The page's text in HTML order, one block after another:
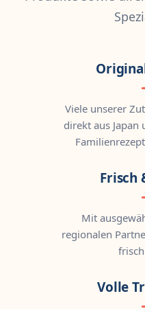
Viele unserer
direkt aus Japan
Frisch
Mit
regionalen
Volle